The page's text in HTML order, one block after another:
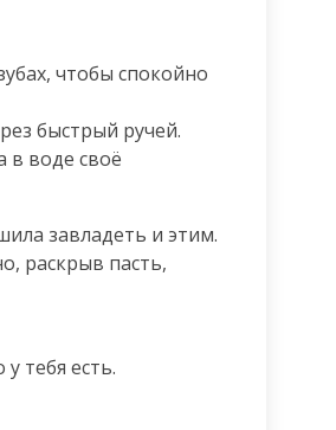
чтобы спокойно
быстрый ручей.
в воде своё
завладеть и этим.
раскрыв пасть,
тебя есть.